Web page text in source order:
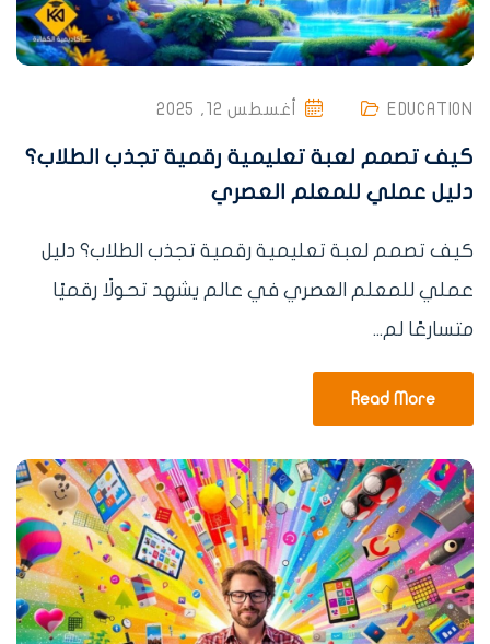
EDUCATION أغسطس 12, 2025
كيف تصمم لعبة تعليمية رقمية تجذب الطلاب؟
دليل عملي للمعلم العصري
كيف تصمم لعبة تعليمية رقمية تجذب الطلاب؟ دليل
عملي للمعلم العصري في عالم يشهد تحولًا رقميًا
متسارعًا لم...
Read More